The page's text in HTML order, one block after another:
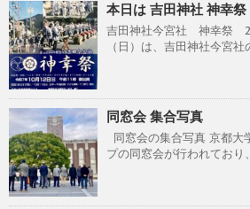
本日は 吉田神社 神幸祭
吉田神社今宮社 神幸祭
（日）は、吉田神社今宮社
同窓会 集合写真
同窓会の集合写真 京都大
プの同窓会が行われており